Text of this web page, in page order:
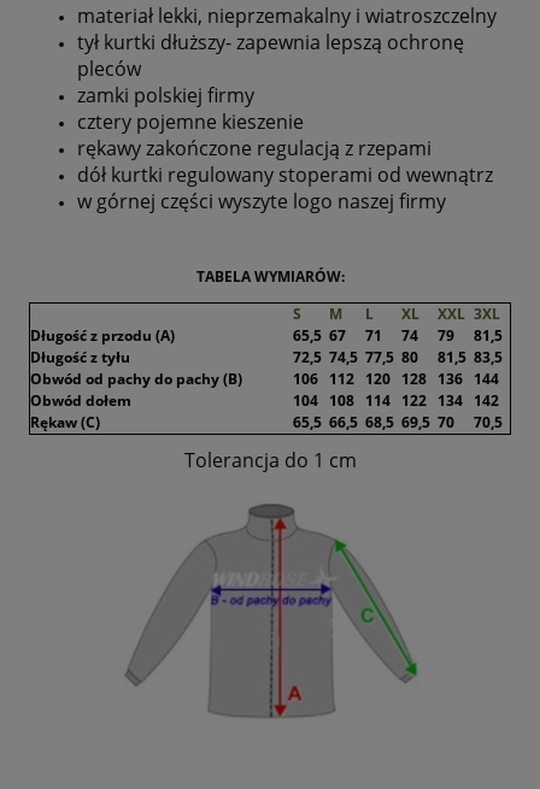
materiał lekki, nieprzemakalny i wiatroszczelny
tył kurtki dłuższy- zapewnia lepszą ochronę
pleców
zamki polskiej firmy
cztery pojemne kieszenie
rękawy zakończone regulacją z rzepami
dół kurtki regulowany stoperami od wewnątrz
w górnej części wyszyte logo naszej firmy
TABELA WYMIARÓW:
S
M L XL XXL 3XL
Długość z przodu (A)
65,5 67 71 74 79
81,5
Długość z tyłu
72,5 74,5 77,5 80 81,5 83,5
Obwód od pachy do pachy (B)
106 112 120 128 136 144
Obwód dołem
104 108 114 122 134 142
Rękaw (C)
65,5 66,5 68,5 69,5 70 70,5
Tolerancja do 1 cm